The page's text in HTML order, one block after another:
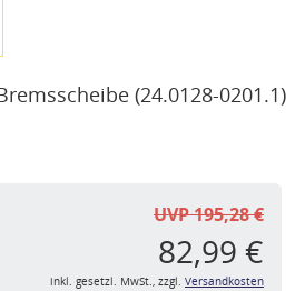
(24.0128-0201.1)
UVP 195,28 €
82,99 €
inkl. gesetzl. MwSt., zzgl. Versandkosten